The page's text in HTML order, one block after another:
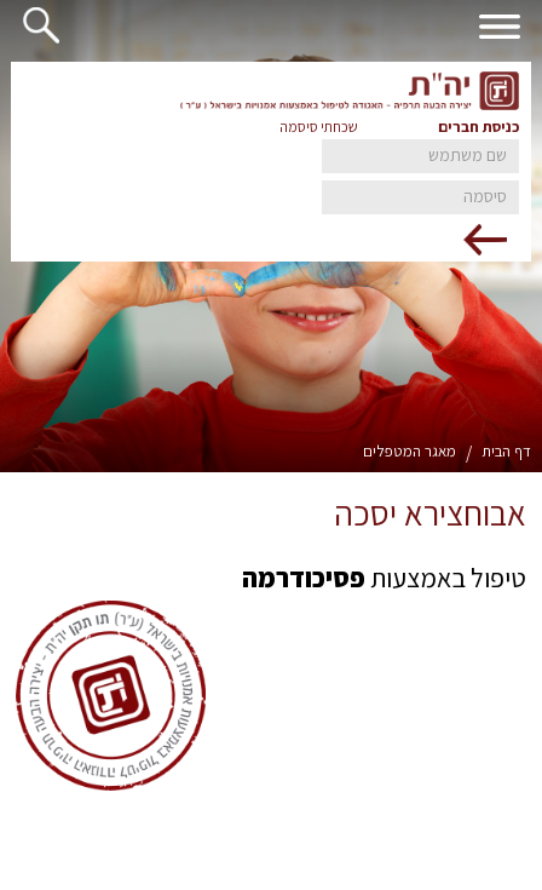
כניסת חברים שכחתי סיסמה
דף הבית / מאגר המטפלים
אבוחצירא יסכה
טיפול באמצעותפסיכודרמה